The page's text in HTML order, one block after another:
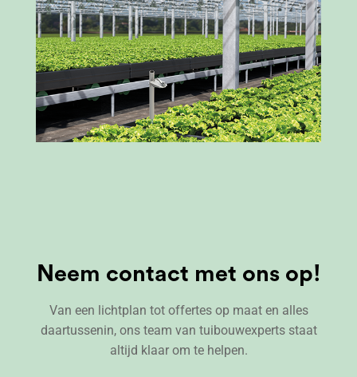
Neem contact met ons op!
Van een lichtplan tot offertes op maat en alles
daartussenin, ons team van tuibouwexperts staat
altijd klaar om te helpen.